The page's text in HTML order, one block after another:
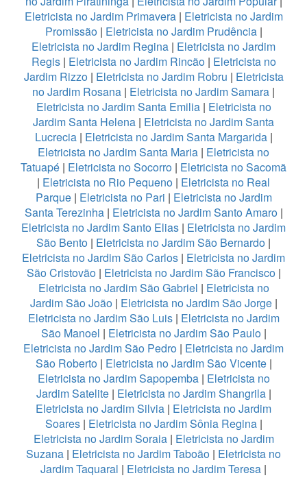
Eletricista no Jardim Primavera| Eletricista no Jardim
Promissão| Eletricista no Jardim Prudência|
Eletricista no Jardim Regina | Eletricista no Jardim
Regis| Eletricista no Jardim Rincão| Eletricista no
Jardim Rizzo| Eletricista no Jardim Robru | Eletricista
no Jardim Rosana | Eletricista no Jardim Samara |
Eletricista no Jardim Santa Emilia| Eletricista no
Jardim Santa Helena | Eletricista no Jardim Santa
Lucrecia| Eletricista no Jardim Santa Margarida|
Eletricista no Jardim Santa Maria | Eletricista no
Tatuapé | Eletricista no Socorro | Eletricista no Sacomã
| Eletricista no Rio Pequeno | Eletricista no Real
Parque| Eletricista no Pari | Eletricista no Jardim
Santa Terezinha| Eletricista no Jardim Santo Amaro|
Eletricista no Jardim Santo Elias | Eletricista no Jardim
São Bento | Eletricista no Jardim São Bernardo |
Eletricista no Jardim São Carlos | Eletricista no Jardim
São Cristovão| Eletricista no Jardim São Francisco|
Eletricista no Jardim São Gabriel | Eletricista no
Jardim São João| Eletricista no Jardim São Jorge|
Eletricista no Jardim São Luis| Eletricista no Jardim
São Manoel | Eletricista no Jardim São Paulo|
Eletricista no Jardim São Pedro | Eletricista no Jardim
São Roberto| Eletricista no Jardim São Vicente|
Eletricista no Jardim Sapopemba| Eletricista no
Jardim Satelite| Eletricista no Jardim Shangrila|
Eletricista no Jardim Silvia | Eletricista no Jardim
Soares| Eletricista no Jardim Sônia Regina|
Eletricista no Jardim Soraia| Eletricista no Jardim
Suzana | Eletricista no Jardim Taboão | Eletricista no
Jardim Taquaral | Eletricista no Jardim Teresa |